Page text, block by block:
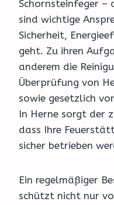
Schornsteinfeger –
sind wichtige
Sicherheit,
geht. Zu ihren
anderem die
Überprüfung von
sowie gesetzlich
In Herne sorgt der
dass Ihre
sicher betrieben
Ein regelmäßiger
schützt nicht nur